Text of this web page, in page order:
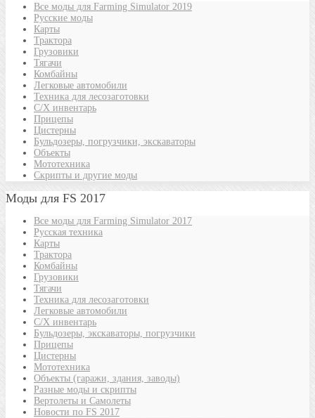
Все моды для Farming Simulator 2019
Русские моды
Карты
Трактора
Грузовики
Тягачи
Комбайны
Легковые автомобили
Техника для лесозаготовки
С/Х инвентарь
Прицепы
Цистерны
Бульдозеры, погрузчики, экскаваторы
Объекты
Мототехника
Скрипты и другие моды
Моды для FS 2017
Все моды для Farming Simulator 2017
Русская техника
Карты
Трактора
Комбайны
Грузовики
Тягачи
Техника для лесозаготовки
Легковые автомобили
С/Х инвентарь
Бульдозеры, экскаваторы, погрузчики
Прицепы
Цистерны
Мототехника
Объекты (гаражи, здания, заводы)
Разные моды и скрипты
Вертолеты и Самолеты
Новости по FS 2017